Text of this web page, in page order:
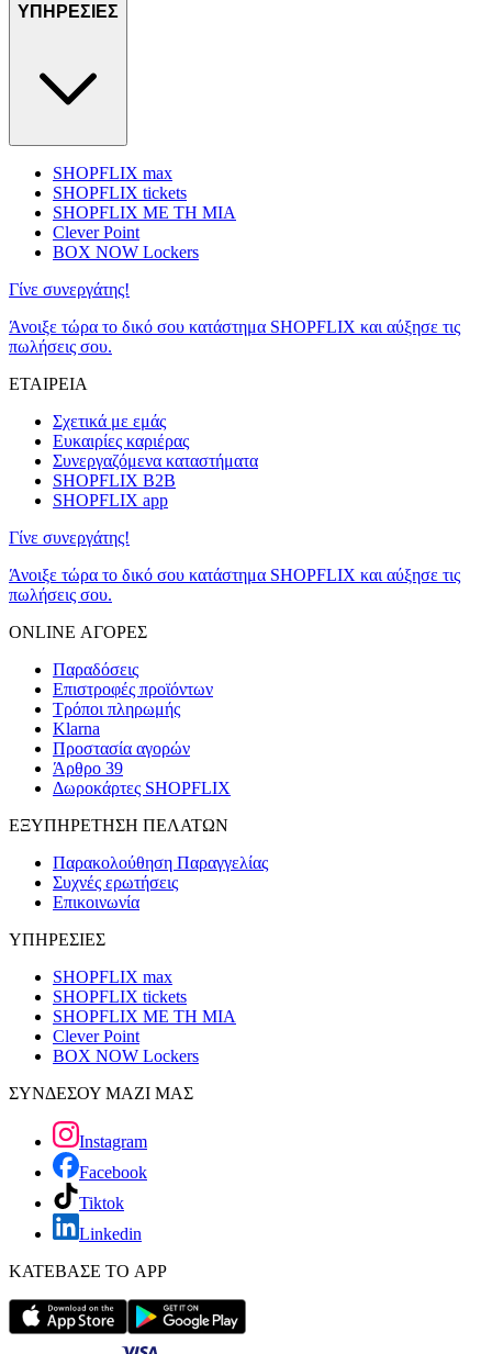
ΥΠΗΡΕΣΙΕΣ
SHOPFLIX max
SHOPFLIX tickets
SHOPFLIX ΜΕ ΤΗ ΜΙΑ
Clever Point
BOX NOW Lockers
Γίνε συνεργάτης!
Άνοιξε τώρα το δικό σου κατάστημα SHOPFLIX και αύξησε τις
πωλήσεις σου.
ΕΤΑΙΡΕΙΑ
Σχετικά με εμάς
Ευκαιρίες καριέρας
Συνεργαζόμενα καταστήματα
SHOPFLIX B2B
SHOPFLIX app
Γίνε συνεργάτης!
Άνοιξε τώρα το δικό σου κατάστημα SHOPFLIX και αύξησε τις
πωλήσεις σου.
ONLINE ΑΓΟΡΕΣ
Παραδόσεις
Επιστροφές προϊόντων
Τρόποι πληρωμής
Klarna
Προστασία αγορών
Άρθρο 39
Δωροκάρτες SHOPFLIX
ΕΞΥΠΗΡΕΤΗΣΗ ΠΕΛΑΤΩΝ
Παρακολούθηση Παραγγελίας
Συχνές ερωτήσεις
Επικοινωνία
ΥΠΗΡΕΣΙΕΣ
SHOPFLIX max
SHOPFLIX tickets
SHOPFLIX ΜΕ ΤΗ ΜΙΑ
Clever Point
BOX NOW Lockers
ΣΥΝΔΕΣΟΥ ΜΑΖΙ ΜΑΣ
Instagram
Facebook
Tiktok
Linkedin
ΚΑΤΕΒΑΣΕ ΤΟ APP